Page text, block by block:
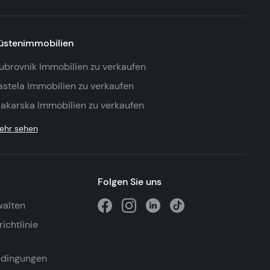
Immobilien zu verkaufen
Immobilien zu verkaufen
Immobilien zu verkaufen
sehen
Folgen Sie uns